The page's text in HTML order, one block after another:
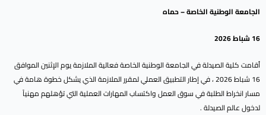
الجامعة الوطنية الخاصة – حماه
16 شباط 2026
أقامت كلية الصيدلة في الجامعة الوطنية الخاصة فعالية الملازمة يوم الإثنين الموافق
16 شباط 2026 ، في إطار التطبيق العملي لمقرر الملازمة الذي يشكل خطوة هامة في
مسار انخراط الطلبة في سوق العمل واكتساب المهارات العملية التي تؤهلهم مهنياً
لدخول عالم الصيدلة .